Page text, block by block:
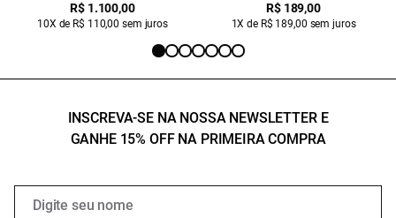
R$ 1.100,00
10X de R$ 110,00 sem juros
R$ 189,00
1X de R$ 189,00 sem juros
INSCREVA-SE NA NOSSA NEWSLETTER E
GANHE 15% OFF NA PRIMEIRA COMPRA